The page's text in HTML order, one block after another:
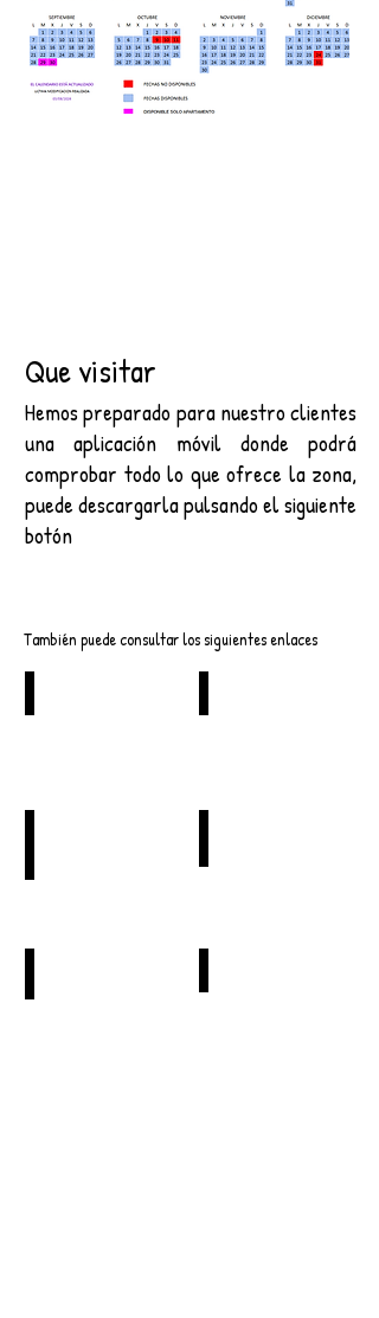
Que visitar
Hemos preparado para nuestro clientes
una aplicación móvil donde podrá
comprobar todo lo que ofrece la zona,
puede descargarla pulsando el siguiente
botón
También puede consultar los siguientes enlaces